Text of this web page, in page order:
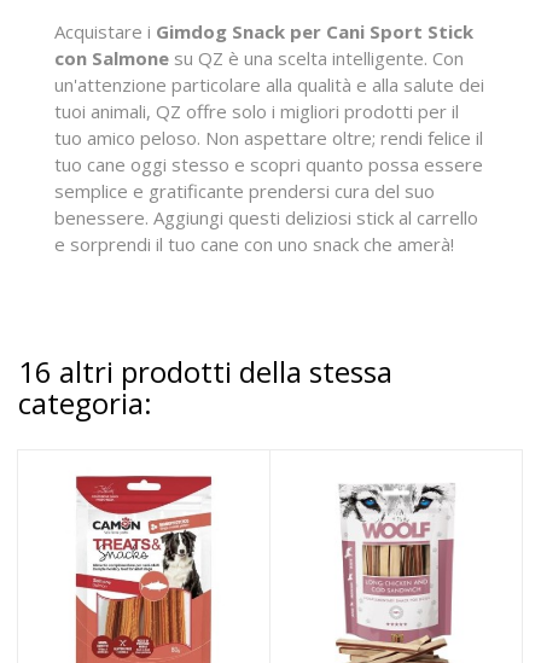
Acquistare i Gimdog Snack per Cani Sport Stick
con Salmone su QZ è una scelta intelligente. Con
un'attenzione particolare alla qualità e alla salute dei
tuoi animali, QZ offre solo i migliori prodotti per il
tuo amico peloso. Non aspettare oltre; rendi felice il
tuo cane oggi stesso e scopri quanto possa essere
semplice e gratificante prendersi cura del suo
benessere. Aggiungi questi deliziosi stick al carrello
e sorprendi il tuo cane con uno snack che amerà!
16 altri prodotti della stessa
categoria: